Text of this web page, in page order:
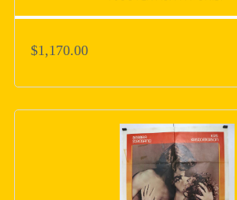
$1,170.00